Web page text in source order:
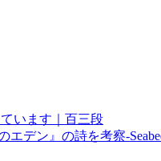
います｜百三段
エデン』の詩を考察-